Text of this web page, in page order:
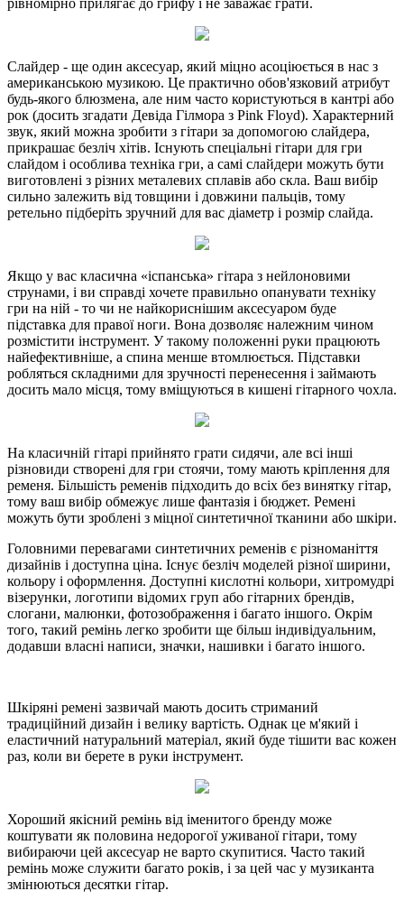
Слайдер - ще один аксесуар, який міцно асоціюється в нас з
американською музикою. Це практично обов'язковий атрибут
будь-якого блюзмена, але ним часто користуються в кантрі або
рок (досить згадати Девіда Гілмора з Pink Floyd). Характерний
звук, який можна зробити з гітари за допомогою слайдера,
прикрашає безліч хітів. Існують спеціальні гітари для гри
слайдом і особлива техніка гри, а самі слайдери можуть бути
виготовлені з різних металевих сплавів або скла. Ваш вибір
сильно залежить від товщини і довжини пальців, тому
ретельно підберіть зручний для вас діаметр і розмір слайда.
Якщо у вас класична «іспанська» гітара з нейлоновими
струнами, і ви справді хочете правильно опанувати техніку
гри на ній - то чи не найкориснішим аксесуаром буде
підставка для правої ноги. Вона дозволяє належним чином
розмістити інструмент. У такому положенні руки працюють
найефективніше, а спина менше втомлюється. Підставки
робляться складними для зручності перенесення і займають
досить мало місця, тому вміщуються в кишені гітарного чохла.
На класичній гітарі прийнято грати сидячи, але всі інші
різновиди створені для гри стоячи, тому мають кріплення для
ременя. Більшість ременів підходить до всіх без винятку гітар,
тому ваш вибір обмежує лише фантазія і бюджет. Ремені
можуть бути зроблені з міцної синтетичної тканини або шкіри.
Головними перевагами синтетичних ременів є різноманіття
дизайнів і доступна ціна. Існує безліч моделей різної ширини,
кольору і оформлення. Доступні кислотні кольори, хитромудрі
візерунки, логотипи відомих груп або гітарних брендів,
слогани, малюнки, фотозображення і багато іншого. Окрім
того, такий ремінь легко зробити ще більш індивідуальним,
додавши власні написи, значки, нашивки і багато іншого.
Шкіряні ремені зазвичай мають досить стриманий
традиційний дизайн і велику вартість. Однак це м'який і
еластичний натуральний матеріал, який буде тішити вас кожен
раз, коли ви берете в руки інструмент.
Хороший якісний ремінь від іменитого бренду може
коштувати як половина недорогої уживаної гітари, тому
вибираючи цей аксесуар не варто скупитися. Часто такий
ремінь може служити багато років, і за цей час у музиканта
змінюються десятки гітар.